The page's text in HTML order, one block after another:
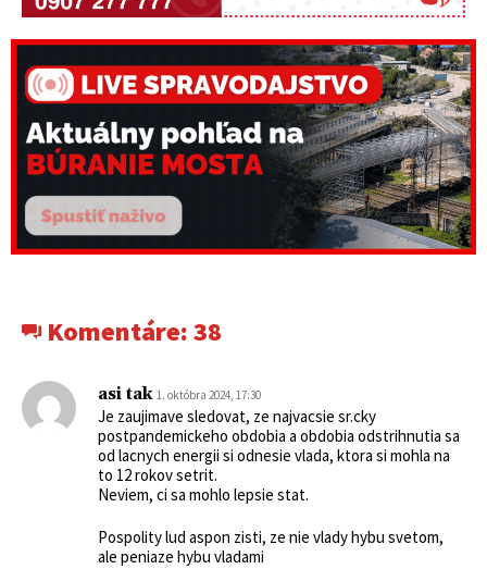
Komentáre:38
asi tak 1. októbra 2024, 17:30
Je zaujimave sledovat, ze najvacsie sr.cky
postpandemickeho obdobia a obdobia odstrihnutia sa
od lacnych energii si odnesie vlada, ktora si mohla na
to 12 rokov setrit.
Neviem, ci sa mohlo lepsie stat.
Pospolity lud aspon zisti, ze nie vlady hybu svetom,
ale peniaze hybu vladami